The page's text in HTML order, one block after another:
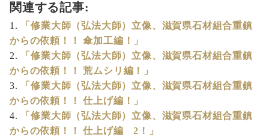
関連する記事:
「修業大師（弘法大師）立像、滋賀県石材組合重鎮
からの依頼！！ 傘加工編！」
「修業大師（弘法大師）立像、滋賀県石材組合重鎮
からの依頼！！ 荒ムシリ編！」
「修業大師（弘法大師）立像、滋賀県石材組合重鎮
からの依頼！！ 仕上げ編！」
「修業大師（弘法大師）立像、滋賀県石材組合重鎮
からの依頼！！ 仕上げ編 2！」